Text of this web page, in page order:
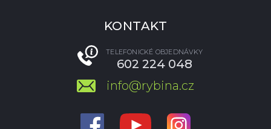
KONTAKT
TELEFONICKÉ OBJEDNÁVKY
602 224 048
info@rybina.cz